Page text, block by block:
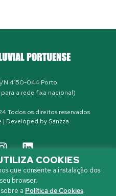
N 4150-044 Porto
a rede fixa nacional)
Todos os direitos reservados
| Developed by Sanzza
COOKIES
que consente a instalação dos
browser.
a Política de Cookies.